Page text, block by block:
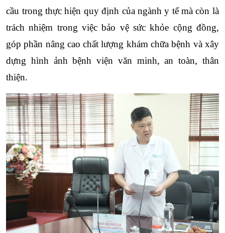
cầu trong thực hiện quy định của ngành y tế mà còn là
trách nhiệm trong việc bảo vệ sức khỏe cộng đồng,
góp phần nâng cao chất lượng khám chữa bệnh và xây
dựng hình ảnh bệnh viện văn minh, an toàn, thân
thiện.